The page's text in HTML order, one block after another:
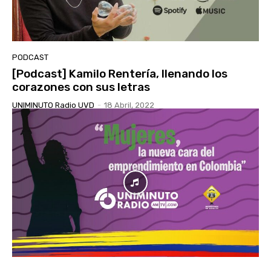
PODCAST
[Podcast] Kamilo Rentería, llenando los
corazones con sus letras
UNIMINUTO Radio UVD - 18 Abril, 2022